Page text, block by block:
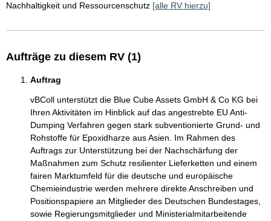
Nachhaltigkeit und Ressourcenschutz [alle RV hierzu]
Aufträge zu diesem RV (1)
Auftrag
vBColl unterstützt die Blue Cube Assets GmbH & Co KG bei
Ihren Aktivitäten im Hinblick auf das angestrebte EU Anti-
Dumping Verfahren gegen stark subventionierte Grund- und
Rohstoffe für Epoxidharze aus Asien. Im Rahmen des
Auftrags zur Unterstützung bei der Nachschärfung der
Maßnahmen zum Schutz resilienter Lieferketten und einem
fairen Marktumfeld für die deutsche und europäische
Chemieindustrie werden mehrere direkte Anschreiben und
Positionspapiere an Mitglieder des Deutschen Bundestages,
sowie Regierungsmitglieder und Ministerialmitarbeitende